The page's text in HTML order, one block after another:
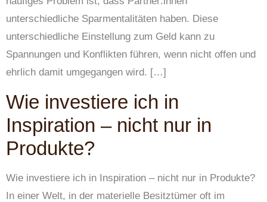
unterschiedliche Sparmentalitäten haben. Diese
unterschiedliche Einstellung zum Geld kann zu
Spannungen und Konflikten führen, wenn nicht offen und
ehrlich damit umgegangen wird. […]
Wie investiere ich in
Inspiration – nicht nur in
Produkte?
Wie investiere ich in Inspiration – nicht nur in Produkte?
In einer Welt, in der materielle Besitztümer oft im